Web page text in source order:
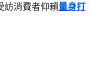
訪消費者仰賴量身打